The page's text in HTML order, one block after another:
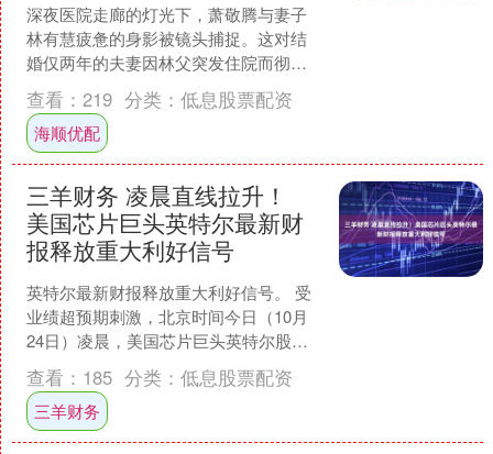
深夜医院走廊的灯光下，萧敬腾与妻子
林有慧疲惫的身影被镜头捕捉。这对结
婚仅两年的夫妻因林父突发住院而彻夜
守候，意外曝光了光鲜明星背后的生活
困境。 作为华语乐坛知名....
查看： 219 分类： 低息股票配资
海顺优配
三羊财务 凌晨直线拉升！
美国芯片巨头英特尔最新财
报释放重大利好信号
英特尔最新财报释放重大利好信号。 受
业绩超预期刺激，北京时间今日（10月
24日）凌晨，美国芯片巨头英特尔股价
在美股盘后交易中直线拉升，一度暴涨
超9%。英特尔发布....
查看： 185 分类： 低息股票配资
三羊财务